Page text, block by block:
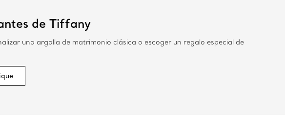
de Tiffany
una argolla de matrimonio clásica o escoger un regalo especial de